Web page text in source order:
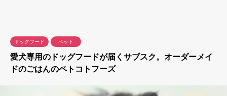
ドッグフード ペット
愛犬専用のドッグフードが届くサブスク。オーダーメイ
ドのごはんのペトコトフーズ